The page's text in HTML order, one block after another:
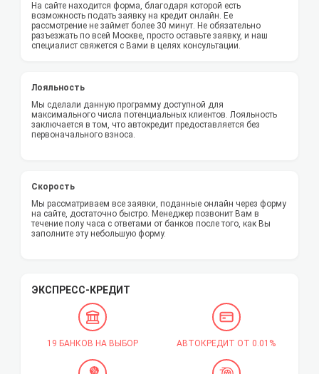
На сайте находится форма, благодаря которой есть
возможность подать заявку на кредит онлайн. Ее
рассмотрение не займет более 30 минут. Не обязательно
разъезжать по всей Москве, просто оставьте заявку, и наш
специалист свяжется с Вами в целях консультации.
Лояльность
Мы сделали данную программу доступной для
максимального числа потенциальных клиентов. Лояльность
заключается в том, что автокредит предоставляется без
первоначального взноса.
Скорость
Мы рассматриваем все заявки, поданные онлайн через форму
на сайте, достаточно быстро. Менеджер позвонит Вам в
течение полу часа с ответами от банков после того, как Вы
заполните эту небольшую форму.
ЭКСПРЕСС-КРЕДИТ
19 БАНКОВ НА ВЫБОР АВТОКРЕДИТ ОТ 0.01%